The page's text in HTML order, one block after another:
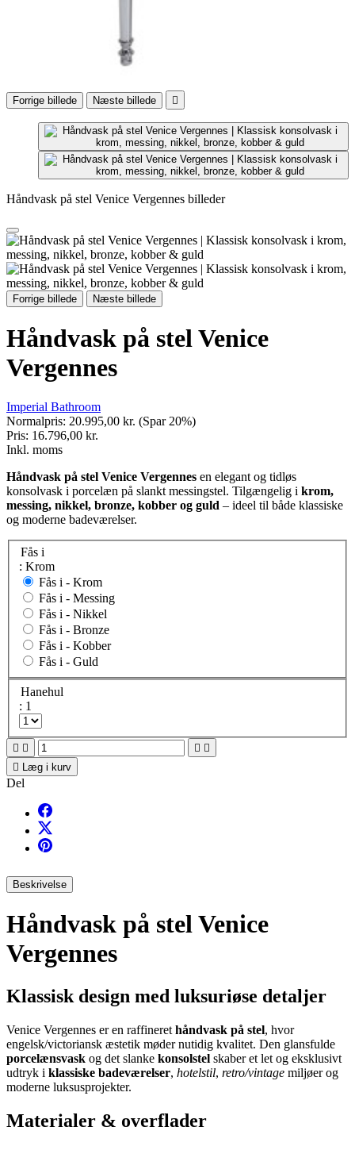
Forrige billede Næste billede 
Håndvask på stel Venice Vergennes billeder
Forrige billede Næste billede
Håndvask på stel Venice
Vergennes
Imperial Bathroom
Normalpris: 20.995,00 kr. (Spar 20%)
Pris: 16.796,00 kr.
Inkl. moms
Håndvask på stel Venice Vergennes en elegant og tidløs
konsolvask i porcelæn på slankt messingstel. Tilgængelig i krom,
messing, nikkel, bronze, kobber og guld – ideel til både klassiske
og moderne badeværelser.
Fås i
: Krom
Fås i - Krom
Fås i - Messing
Fås i - Nikkel
Fås i - Bronze
Fås i - Kobber
Fås i - Guld
Hanehul
: 1
   
 Læg i kurv
Del
Beskrivelse
Håndvask på stel Venice
Vergennes
Klassisk design med luksuriøse detaljer
Venice Vergennes er en raffineret håndvask på stel, hvor
engelsk/victoriansk æstetik møder nutidig kvalitet. Den glansfulde
porcelænsvask og det slanke konsolstel skaber et let og eksklusivt
udtryk i klassiske badeværelser, hotelstil, retro/vintage miljøer og
moderne luksusprojekter.
Materialer & overflader